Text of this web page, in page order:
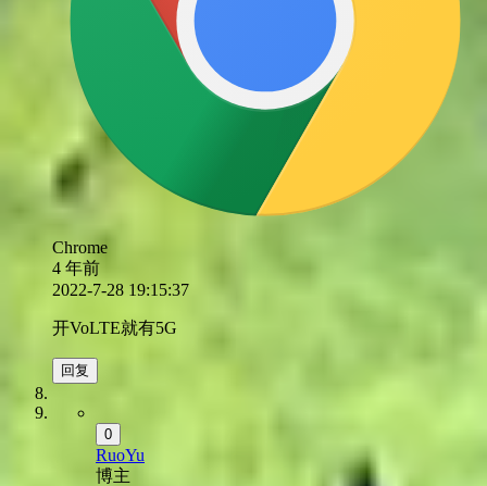
Chrome
4 年前
2022-7-28 19:15:37
开VoLTE就有5G
回复
0
RuoYu
博主